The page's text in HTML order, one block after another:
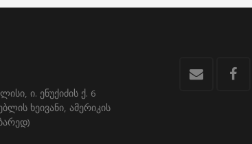
ი. ენუქიძის ქ. 6
ხეივანი, ამერიკის